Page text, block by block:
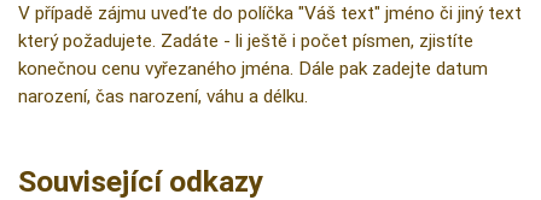
V případě zájmu uveďte do políčka "Váš text" jméno či jiný text
který požadujete. Zadáte - li ještě i počet písmen, zjistíte
konečnou cenu vyřezaného jména. Dále pak zadejte datum
narození, čas narození, váhu a délku.
Související odkazy